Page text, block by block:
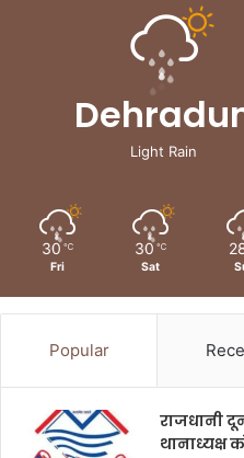
Light Rain
30 ℃
Fri
30 ℃
Sat
Popular
राजधानी
थानाध्यक्ष